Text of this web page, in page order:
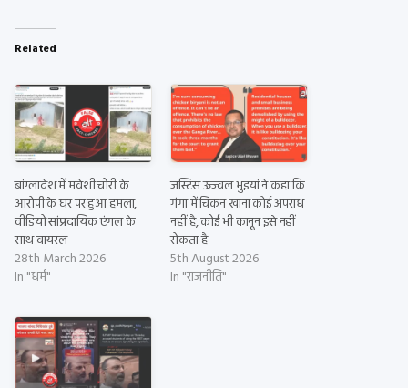
Related
बांग्लादेश में मवेशी चोरी के
आरोपी के घर पर हुआ हमला,
वीडियो सांप्रदायिक एंगल के
साथ वायरल
28th March 2026
In "धर्म"
जस्टिस उज्ज्वल भुइयां ने कहा कि
गंगा में चिकन खाना कोई अपराध
नहीं है, कोई भी कानून इसे नहीं
रोकता है
5th August 2026
In "राजनीति"